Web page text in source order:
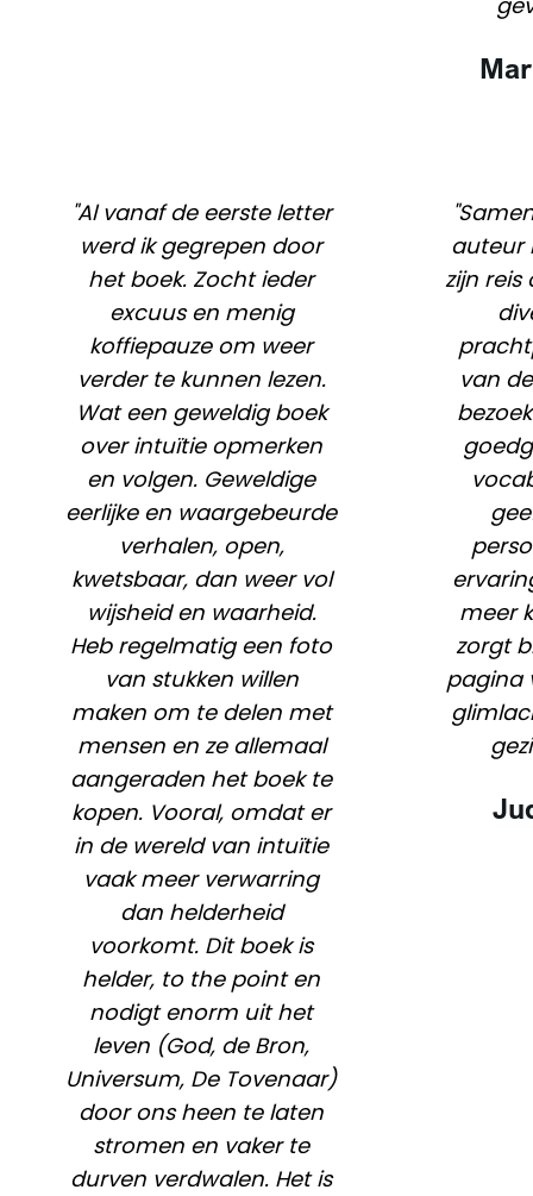
"Al vanaf de eerste letter
werd ik gegrepen door
het boek. Zocht ieder
excuus en menig
koffiepauze om weer
verder te kunnen lezen.
Wat een geweldig boek
over intuïtie opmerken
en volgen. Geweldige
eerlijke en waargebeurde
verhalen, open,
kwetsbaar, dan weer vol
wijsheid en waarheid.
Heb regelmatig een foto
van stukken willen
maken om te delen met
mensen en ze allemaal
aangeraden het boek te
kopen. Vooral, omdat er
in de wereld van intuïtie
vaak meer verwarring
dan helderheid
voorkomt. Dit boek is
helder, to the point en
nodigt enorm uit het
leven (God, de Bron,
Universum, De Tovenaar)
door ons heen te laten
stromen en vaker te
durven verdwalen. Het is
auteur
zijn reis
van
meer
zorgt
pagina